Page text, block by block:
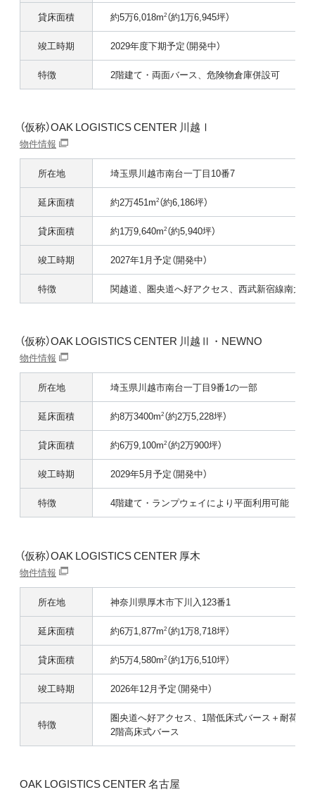
貸床面積 約5万6,018m2（約1万6,945坪）
竣工時期 2029年度下期予定（開発中）
特徴 2階建て・両面バース、危険物倉庫併設可
（仮称）OAK LOGISTICS CENTER 川越Ⅰ
物件情報
所在地 埼玉県川越市南台一丁目10番7
延床面積 約2万451m2（約6,186坪）
貸床面積 約1万9,640m2（約5,940坪）
竣工時期 2027年1月予定（開発中）
特徴 関越道、圏央道へ好アクセス、西武新宿線南大塚
（仮称）OAK LOGISTICS CENTER 川越Ⅱ・NEWNO
物件情報
所在地 埼玉県川越市南台一丁目9番1の一部
延床面積 約8万3400m2（約2万5,228坪）
貸床面積 約6万9,100m2（約2万900坪）
竣工時期 2029年5月予定（開発中）
特徴 4階建て・ランプウェイにより平面利用可能
（仮称）OAK LOGISTICS CENTER 厚木
物件情報
所在地 神奈川県厚木市下川入123番1
延床面積 約6万1,877m2（約1万8,718坪）
貸床面積 約5万4,580m2（約1万6,510坪）
竣工時期 2026年12月予定（開発中）
特徴
圏央道へ好アクセス、1階低床式バース＋耐荷重
2階高床式バース
OAK LOGISTICS CENTER 名古屋